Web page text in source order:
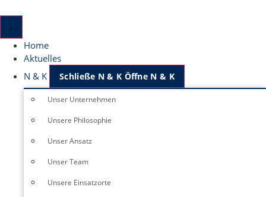
Home
Aktuelles
N & K
Schließe N & K Öffne N & K
Unser Unternehmen
Unsere Philosophie
Unser Ansatz
Unser Team
Unsere Einsatzorte